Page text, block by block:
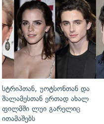
გადახედვა
სტრიპთან, უოტსონთან და
შალამესთან ერთად ახალ
ფილმში ლუი გარელიც
ითამაშებს